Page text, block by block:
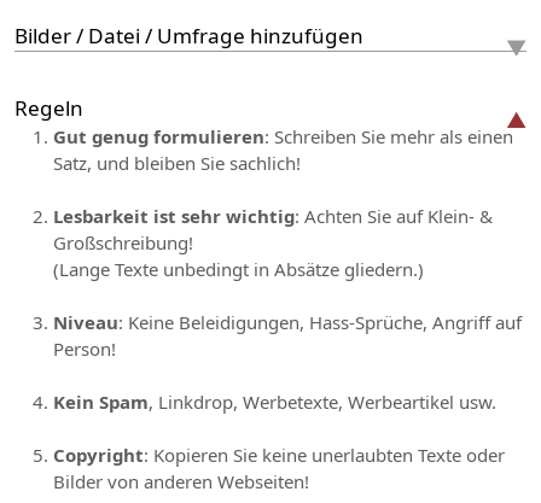
Bilder / Datei / Umfrage hinzufügen
Regeln
Gut genug formulieren: Schreiben Sie mehr als einen
Satz, und bleiben Sie sachlich!
Lesbarkeit ist sehr wichtig: Achten Sie auf Klein- &
Großschreibung!
(Lange Texte unbedingt in Absätze gliedern.)
Niveau: Keine Beleidigungen, Hass-Sprüche, Angriff auf
Person!
Kein Spam, Linkdrop, Werbetexte, Werbeartikel usw.
Copyright: Kopieren Sie keine unerlaubten Texte oder
Bilder von anderen Webseiten!